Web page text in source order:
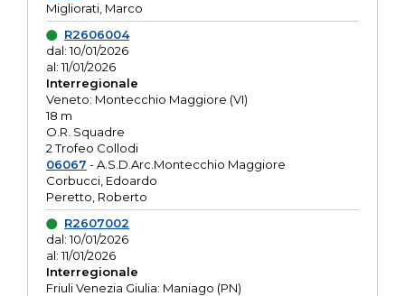
Migliorati, Marco
R2606004
dal: 10/01/2026
al: 11/01/2026
Interregionale
Veneto: Montecchio Maggiore (VI)
18 m
O.R. Squadre
2 Trofeo Collodi
06067 - A.S.D.Arc.Montecchio Maggiore
Corbucci, Edoardo
Peretto, Roberto
R2607002
dal: 10/01/2026
al: 11/01/2026
Interregionale
Friuli Venezia Giulia: Maniago (PN)